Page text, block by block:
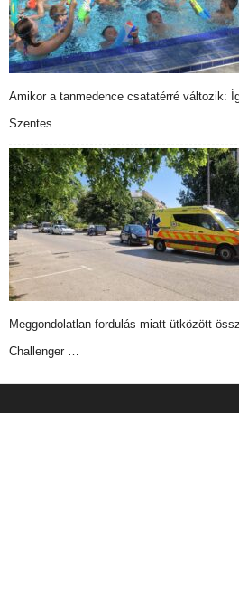
Amikor a tanmedence csatatérré változik:
Szentes…
Meggondolatlan fordulás miatt ütközött
Challenger …